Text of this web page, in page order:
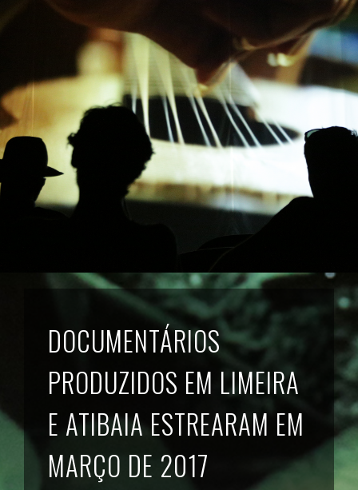
DOCUMENTÁRIOS
PRODUZIDOS EM LIMEIRA
E ATIBAIA ESTREARAM EM
MARÇO DE 2017